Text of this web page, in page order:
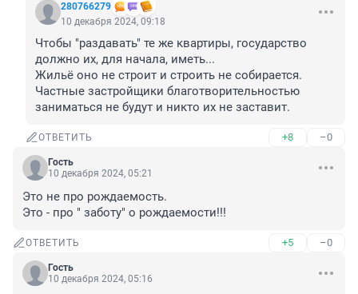
280766279
10 декабря 2024, 09:18
Чтобы "раздавать" те же квартиры, государство
должно их, для начала, иметь...
Жильё оно не строит и строить не собирается.
Частные застройщики благотворительностью
заниматься не будут и никто их не заставит.
ОТВЕТИТЬ +8 –0
Гость
10 декабря 2024, 05:21
Это не про рождаемость.
Это - про " заботу" о рождаемости!!!
ОТВЕТИТЬ +5 –0
Гость
10 декабря 2024, 05:16